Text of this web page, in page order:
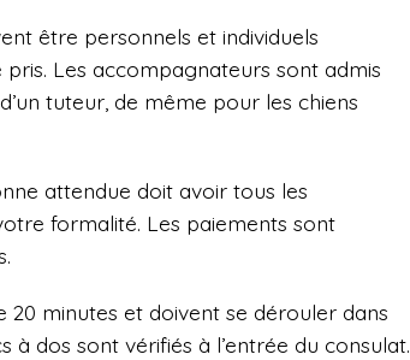
être personnels et individuels
Les accompagnateurs sont admis
tuteur, de même pour les chiens
attendue doit avoir tous les
formalité. Les paiements sont
20 minutes et doivent se dérouler dans
à dos sont vérifiés à l’entrée du consulat.